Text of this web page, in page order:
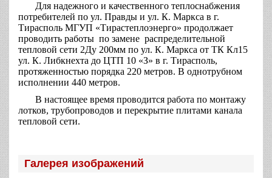
Для надежного и качественного теплоснабжения
потребителей по ул. Правды и ул. К. Маркса в г.
Тирасполь МГУП «Тирастеплоэнерго» продолжает
проводить работы по замене распределительной
тепловой сети 2Ду 200мм по ул. К. Маркса от ТК Кл15
ул. К. Либкнехта до ЦТП 10 «З» в г. Тирасполь,
протяженностью порядка 220 метров. В однотрубном
исполнении 440 метров.
В настоящее время проводится работа по монтажу
лотков, трубопроводов и перекрытие плитами канала
тепловой сети.
Галерея изображений